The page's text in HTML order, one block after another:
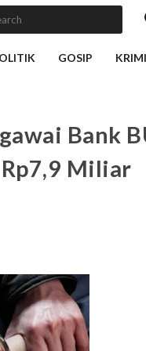
GOSIP
Bank
Miliar